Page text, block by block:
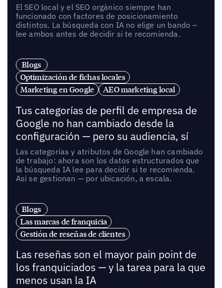
El SEO local y el SEO orgánico siempre han
funcionado con factores de posicionamiento
distintos. La búsqueda con IA no elige un bando –
lee ambos antes de decidir si te recomienda.
Blogs
Optimización de fichas locales
Marketing en Google
AEO marketing local
Tus categorías de perfil de empresa de
Google no han cambiado desde la
configuración — pero su audiencia, sí
Las categorías y atributos de Google han cambiado
de trabajo: ahora son los datos estructurados que
la búsqueda IA lee para decidir si te recomienda.
Así se gestionan — por ubicación, a escala.
Blogs
Las marcas de franquicia
Gestión de reseñas de clientes
Las reseñas son el mayor pain point de
los franquiciados — y la tarea para la que
menos usan la IA